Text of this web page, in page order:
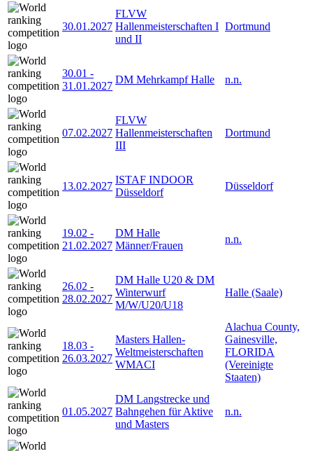
30.01.2027
FLVW
Hallenmeisterschaften I
und II
Dortmund
30.01 -
31.01.2027
DM Mehrkampf Halle n.n.
07.02.2027
FLVW
Hallenmeisterschaften
III
Dortmund
13.02.2027
ISTAF INDOOR
Düsseldorf
Düsseldorf
19.02 -
21.02.2027
DM Halle
Männer/Frauen
n.n.
26.02 -
28.02.2027
DM Halle U20 & DM
Winterwurf
M/W/U20/U18
Halle (Saale)
18.03 -
26.03.2027
Masters Hallen-
Weltmeisterschaften
WMACI
Alachua County,
Gainesville,
FLORIDA
(Vereinigte
Staaten)
01.05.2027
DM Langstrecke und
Bahngehen für Aktive
und Masters
n.n.